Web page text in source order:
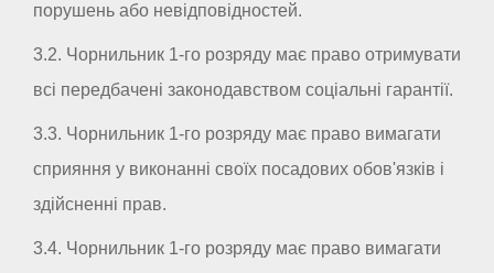
порушень або невідповідностей.
3.2. Чорнильник 1-го розряду має право отримувати
всі передбачені законодавством соціальні гарантії.
3.3. Чорнильник 1-го розряду має право вимагати
сприяння у виконанні своїх посадових обов'язків і
здійсненні прав.
3.4. Чорнильник 1-го розряду має право вимагати